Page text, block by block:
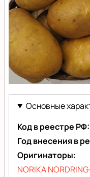
(Estrella)
Основные
Код в реестре РФ
Год внесения в
Оригинаторы
NORIKA